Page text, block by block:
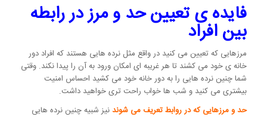
فایده ی تعیین حد و مرز در رابطه
بین افراد
مرزهایی که تعیین می کنید در واقع مثل نرده هایی هستند که افراد دور
خانه ی خود می کشند تا هر غریبه ای امکان ورود به آن را پیدا نکند. وقتی
شما چنین نرده هایی را به دور خانه خود می کشید احساس امنیت
بیشتری می کنید و شب ها خواب راحت تری خواهید داشت.
حد و مرزهایی که در روابط تعریف می شوندنیز شبیه چنین نرده هایی